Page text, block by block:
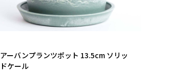
アーバンプランツポット 13.5cm ソリッ
ドケール